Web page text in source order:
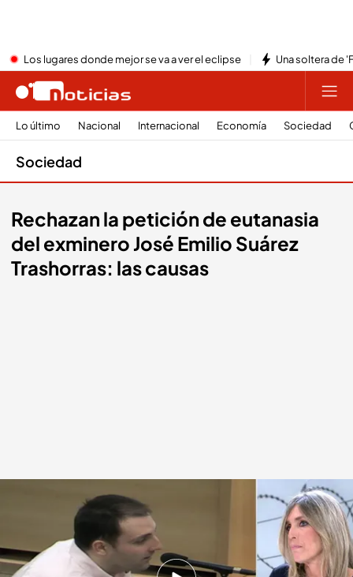
Los lugares donde mejor se va a ver el eclipse Una soltera de
Lo último Nacional Internacional Economía Sociedad
Sociedad
Rechazan la petición de eutanasia
del exminero José Emilio Suárez
Trashorras: las causas
El exminero José Emilio Suárez Trashorras no podrá tener la eutanasia
Redacción digital Noticias Cuatro
29 MAR 2024 - 21:05h.